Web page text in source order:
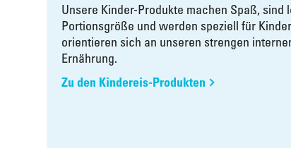
Unsere Kinder-Produkte machen Spaß, sind
Portionsgröße und werden speziell für
orientieren sich an unseren strengen
Ernährung.
Zu den Kindereis-Produkten